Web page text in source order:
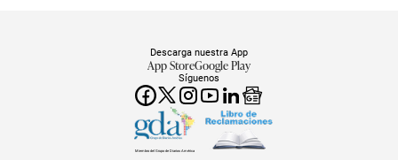
Síguenos
Descarga nuestra App
App StoreGoogle Play
Miembro del Grupo de Diarios América